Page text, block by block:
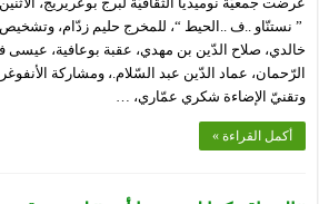
” نستنّاو ..ف ..الحيط “، للمخرج حليم زدّام،
خالدي، صلاح الدّين بن مهدي، عقبة بوعافية،
الرّحمان، عماد الدّين عبد السّلام.، ومشاركة
وتقنيّ الإضاءة شكري عمّاري، …
أكمل القراءة »